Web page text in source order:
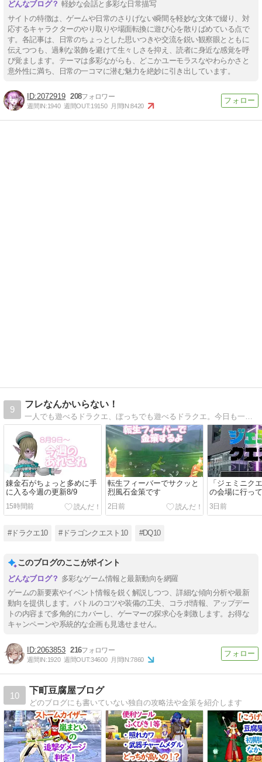
軽妙な会話と多彩な日常描写
サイトの特徴は、ゲームや日常のさりげない瞬間を軽妙な文体で綴り、対
応するキャラクターのやり取りや場面転換に遊び心を散りばめている点で
す。各記事は、日常のちょっとした思いつきや交流を鋭い観察眼とともに
伝えつつも、過剰な装飾を避けて生々しさを抑え、読者に身近な感覚を呼
び覚まします。テーマは多彩ながらも、どこかユーモラスなやわらかさと
意外性に満ち、日常の一コマに潜む魅力を絶妙に引き出しています。
2072919 208
週間IN:1940 週間OUT:19150 月間IN:8420
9
フレなんかいらない！
一人でも遊べるドラクエ、ぼっちでも遊べるドラクエ。今日も一人楽しくアストルティアを冒険中！
錬金石がちょっと多めに手
に入る今週の更新8/9
15時間前
転生フィーバーでサクッと
烈風石金策です
2日前
「ジェミニク
の会場に行っ
3日前
#ドラクエ10 #ドラゴンクエスト10 #DQ10
このブログのここがポイント
多彩なゲーム情報と最新動向を網羅
ゲームの新要素やイベント情報を鋭く解説しつつ、詳細な傾向分析や最新
動向を提供します。バトルのコツや装備の工夫、コラボ情報、アップデー
トの内容まで多角的にカバーし、ゲーマーの探求心を刺激します。お得な
キャンペーンや系統的な企画も見逃せません。
2063853 216
週間IN:1920 週間OUT:34600 月間IN:7860
10
下町豆腐屋ブログ
どのブログにも書いていない独自の攻略法や金策を紹介します